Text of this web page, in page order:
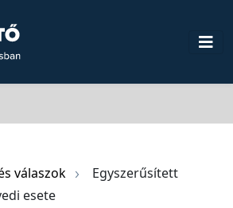
válaszok
Egyszerűsített
esete